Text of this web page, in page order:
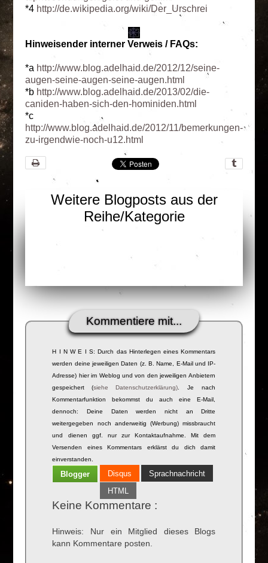
*4 http://de.wikipedia.org/wiki/Der_Urschrei
Hinweisender interner Verweis / FAQs:
*a http://www.blog.adelhaid.de/2012/12/seine-
augen-seine-augen-seine-augen.html
*b http://www.blog.adelhaid.de/2013/02/die-
caniden-haben-sich-den-hominiden.html
*c
http://www.blog.adelhaid.de/2012/11/bemerkungen-
zu-irgendwie-noch-u12.html
Weitere Blogposts aus der
Reihe/Kategorie
Kommentiere mit...
H I N W E I S: Durch das Hinterlegen eines Kommentars
werden deine jeweiligen Daten (z. B. Name, E-Mail und IP-
Adresse) hier im Weblog und von den jeweiligen Anbietern
gespeichert (siehe Datenschutzerklärung) . Je nach
Kommentarfunktion bekommst du auch eine E-Mail,
dennoch: Deine Daten werden nicht an Dritte
weitergegeben noch anderweitig (Werbung) missbraucht
und dienen ggf. nur zur Kontaktaufnahme. Mit dem
Versenden eines Kommentars erklärst du dich damit
einverstanden.
Blogger Disqus
Sprachnachricht
HTML
Keine Kommentare :
Hinweis: Nur ein Mitglied dieses Blogs
kann Kommentare posten.